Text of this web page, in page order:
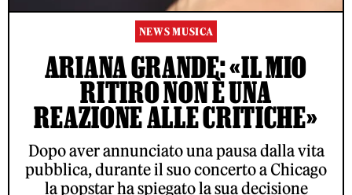
NEWS MUSICA
ARIANA GRANDE: «IL MIO
RITIRO NON È UNA
REAZIONE ALLE CRITICHE»
Dopo aver annunciato una pausa dalla vita
pubblica, durante il suo concerto a Chicago
la popstar ha spiegato la sua decisione